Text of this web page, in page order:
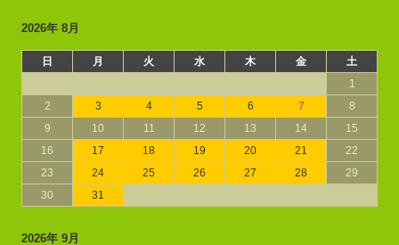
2026年 8月
日 月 火 水 木 金
土
1
2
3 4 5 6 7
8
9
10 11 12 13 14
15
16
17 18 19 20 21
22
23
24 25 26 27 28
29
30
31
2026年 9月